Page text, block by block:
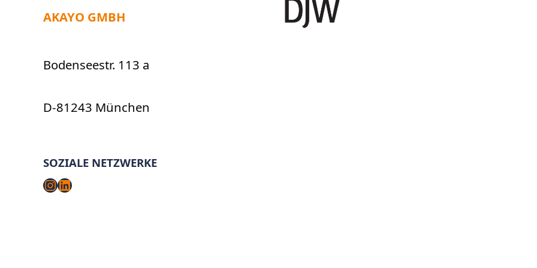
AKAYO GMBH
Bodenseestr. 113 a
D-81243 München
SOZIALE NETZWERKE
Instagram
LinkedIn